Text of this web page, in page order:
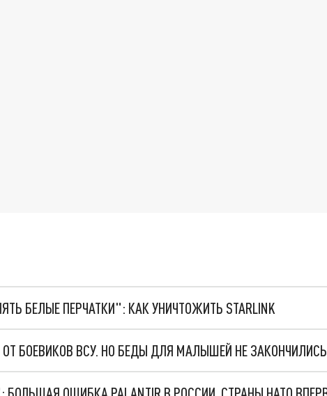
БЕЛЫЕ ПЕРЧАТКИ": КАК УНИЧТОЖИТЬ STARLINK
БОЕВИКОВ ВСУ. НО БЕДЫ ДЛЯ МАЛЫШЕЙ НЕ ЗАКОНЧИЛИСЬ